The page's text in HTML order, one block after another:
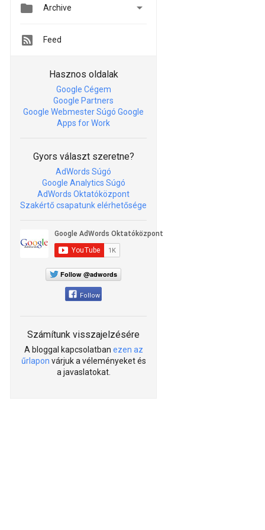
 Archive 
Feed
Hasznos oldalak
Google Cégem
Google Partners
Google Webmester Súgó Google
Apps for Work
Gyors választ szeretne?
AdWords Súgó
Google Analytics Súgó
AdWords Oktatóközpont
Szakértő csapatunk elérhetősége
Follow @adwords
Follow
Számítunk visszajelzésére
A bloggal kapcsolatban ezen az
űrlapon várjuk a véleményeket és
a javaslatokat.